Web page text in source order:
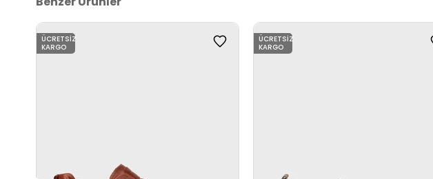
ÜCRETSIZ
KARGO
ÜCRETSIZ
KARGO